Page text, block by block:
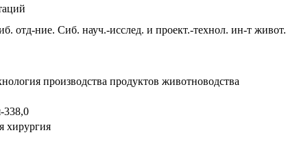
отд-ние. Сиб. науч.-исслед. и проект.-технол. ин-т живот.
производства продуктов животноводства
338,0
хирургия